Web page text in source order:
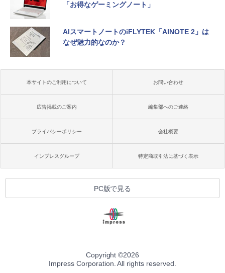
「お得なゲーミングノート」
AIスマートノートのiFLYTEK「AINOTE 2」は
なぜ魅力的なのか？
本サイトのご利用について お問い合わせ
広告掲載のご案内 編集部へのご連絡
プライバシーポリシー 会社概要
インプレスグループ 特定商取引法に基づく表示
PC版で見る
Copyright ©2026
Impress Corporation. All rights reserved.